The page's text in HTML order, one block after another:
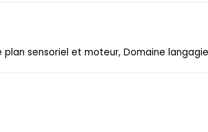
sensoriel et moteur, Domaine